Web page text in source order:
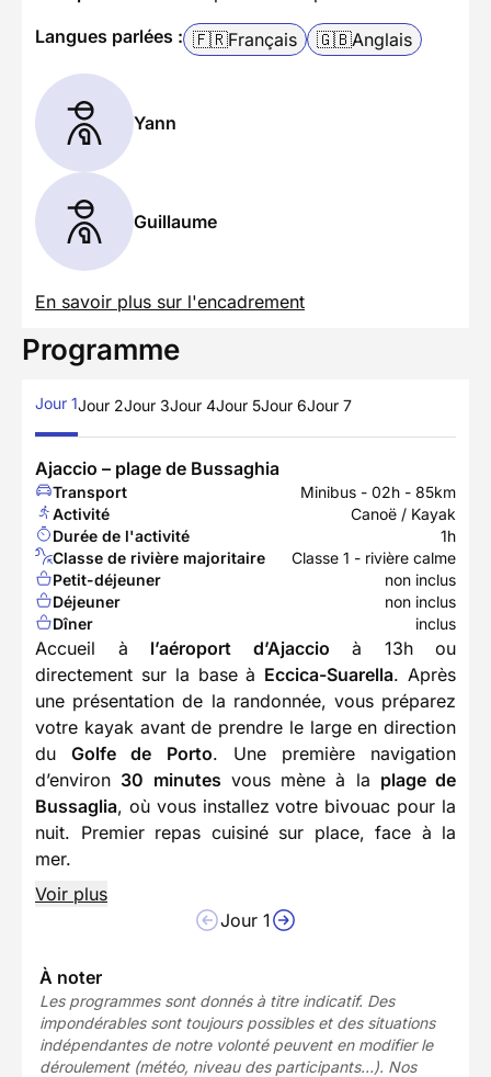
Langues parlées : 🇫🇷Français 🇬🇧Anglais
Yann
Guillaume
En savoir plus sur l'encadrement
Programme
Jour 1Jour 2Jour 3Jour 4Jour 5Jour 6Jour 7
Ajaccio – plage de Bussaghia
Transport
Minibus - 02h - 85km
Activité
Canoë / Kayak
Durée de l'activité
1h
Classe de rivière majoritaire
Classe 1 - rivière calme
Petit-déjeuner
non inclus
Déjeuner
non inclus
Dîner
inclus
Accueil à l’aéroport d’Ajaccio à 13h ou
directement sur la base à Eccica-Suarella. Après
une présentation de la randonnée, vous préparez
votre kayak avant de prendre le large en direction
duGolfe de Porto. Une première navigation
d’environ 30 minutes vous mène à la plage de
Bussaglia, où vous installez votre bivouac pour la
nuit. Premier repas cuisiné sur place, face à la
mer.
Voir plus
Jour 1
À noter
Les programmes sont donnés à titre indicatif. Des
impondérables sont toujours possibles et des situations
indépendantes de notre volonté peuvent en modifier le
déroulement (météo, niveau des participants…). Nos